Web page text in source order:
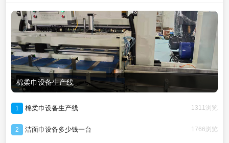
棉柔巾设备生产线
1 棉柔巾设备生产线 1311浏览
2 洁面巾设备多少钱一台 1766浏览